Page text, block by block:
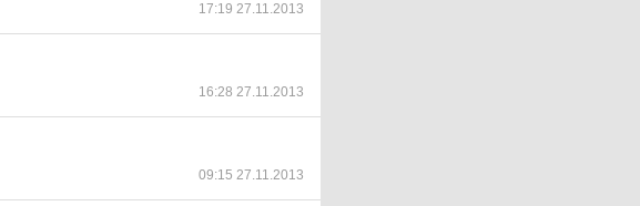
17:19 27.11.2013
16:28 27.11.2013
09:15 27.11.2013